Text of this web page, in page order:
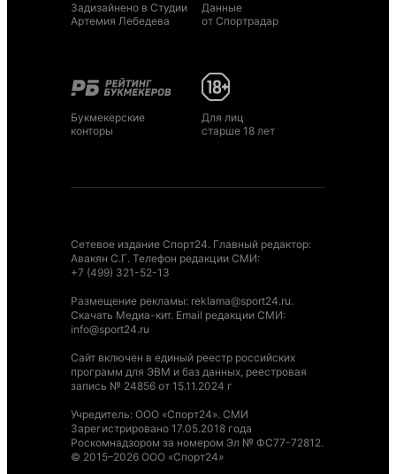
Задизайнено в Студии
Артемия Лебедева
Данные
от Спортрадар
Букмекерские
конторы
Для лиц
старше 18 лет
Сетевое издание Спорт24. Главный редактор:
Авакян С.Г. Телефон редакции СМИ:
+7 (499) 321-52-13
Размещение рекламы: reklama@sport24.ru.
Скачать Медиа-кит. Email редакции СМИ:
info@sport24.ru
Сайт включен в единый реестр российских
программ для ЭВМ и баз данных, реестровая
запись № 24856 от 15.11.2024 г
Учредитель: ООО «Спорт24». СМИ
Зарегистрировано 17.05.2018 года
Роскомнадзором за номером Эл № ФС77-72812.
© 2015–2026 ООО «Спорт24»